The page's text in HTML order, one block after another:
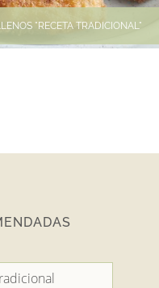
"RECETA TRADICIONAL"